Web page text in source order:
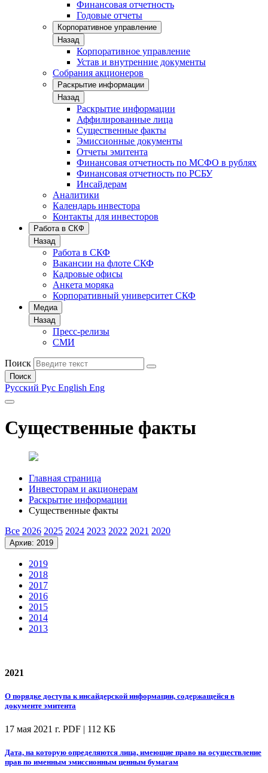
Финансовая отчетность
Годовые отчеты
Корпоративное управление
Назад
Корпоративное управление
Устав и внутренние документы
Собрания акционеров
Раскрытие информации
Назад
Раскрытие информации
Аффилированные лица
Существенные факты
Эмиссионные документы
Отчеты эмитента
Финансовая отчетность по МСФО в рублях
Финансовая отчетность по РСБУ
Инсайдерам
Аналитики
Календарь инвестора
Контакты для инвесторов
Работа в СКФ
Назад
Работа в СКФ
Вакансии на флоте СКФ
Кадровые офисы
Анкета моряка
Корпоративный университет СКФ
Медиа
Назад
Пресс-релизы
СМИ
Поиск
Поиск
Русский Рус English Eng
Существенные факты
Главная страница
Инвесторам и акционерам
Раскрытие информации
Существенные факты
Все 2026 2025 2024 2023 2022 2021 2020
Архив: 2019
2019
2018
2017
2016
2015
2014
2013
2021
О порядке доступа к инсайдерской информации, содержащейся в
документе эмитента
17 мая 2021 г. PDF | 112 КБ
Дата, на которую определяются лица, имеющие право на осуществление
прав по именным эмиссионным ценным бумагам